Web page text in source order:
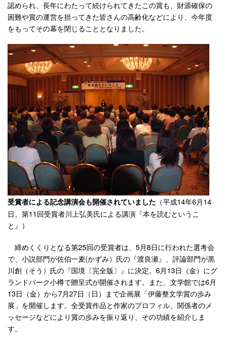
認められ、長年にわたって続けられてきたこの賞も、財源確保の
困難や賞の運営を担ってきた皆さんの高齢化などにより、今年度
をもってその幕を閉じることとなりました。
受賞者による記念講演会も開催されていました （平成14年6月14
日、第11回受賞者川上弘美氏による講演『本を読むというこ
と』）
締めくくりとなる第25回の受賞者は、5月8日に行われた選考会
で、小説部門が佐伯一麦(かずみ）氏の『渡良瀬』、評論部門が黒
川創（そう）氏の『国境〔完全版〕』に決定。6月13日（金）にグ
ランドパーク小樽で贈呈式が開催されます。また、文学館では6月
13日（金）から7月27日（日）まで企画展「伊藤整文学賞の歩み
展」を開催します。全受賞作品と作家のプロフィル、関係者のメ
ッセージなどにより賞の歩みを振り返り、その功績を紹介しま
す。